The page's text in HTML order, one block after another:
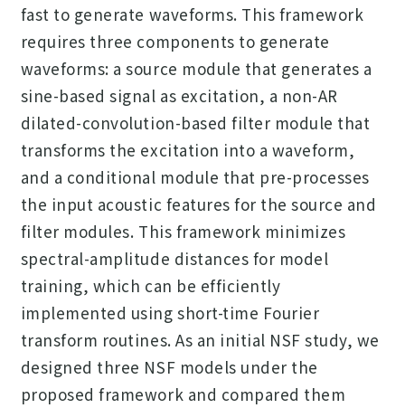
fast to generate waveforms. This framework
requires three components to generate
waveforms: a source module that generates a
sine-based signal as excitation, a non-AR
dilated-convolution-based filter module that
transforms the excitation into a waveform,
and a conditional module that pre-processes
the input acoustic features for the source and
filter modules. This framework minimizes
spectral-amplitude distances for model
training, which can be efficiently
implemented using short-time Fourier
transform routines. As an initial NSF study, we
designed three NSF models under the
proposed framework and compared them